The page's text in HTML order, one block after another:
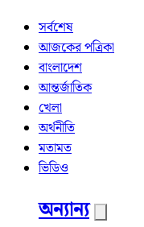
সর্বশেষ
আজকের পত্রিকা
বাংলাদেশ
আন্তর্জাতিক
খেলা
অর্থনীতি
মতামত
ভিডিও
অন্যান্য